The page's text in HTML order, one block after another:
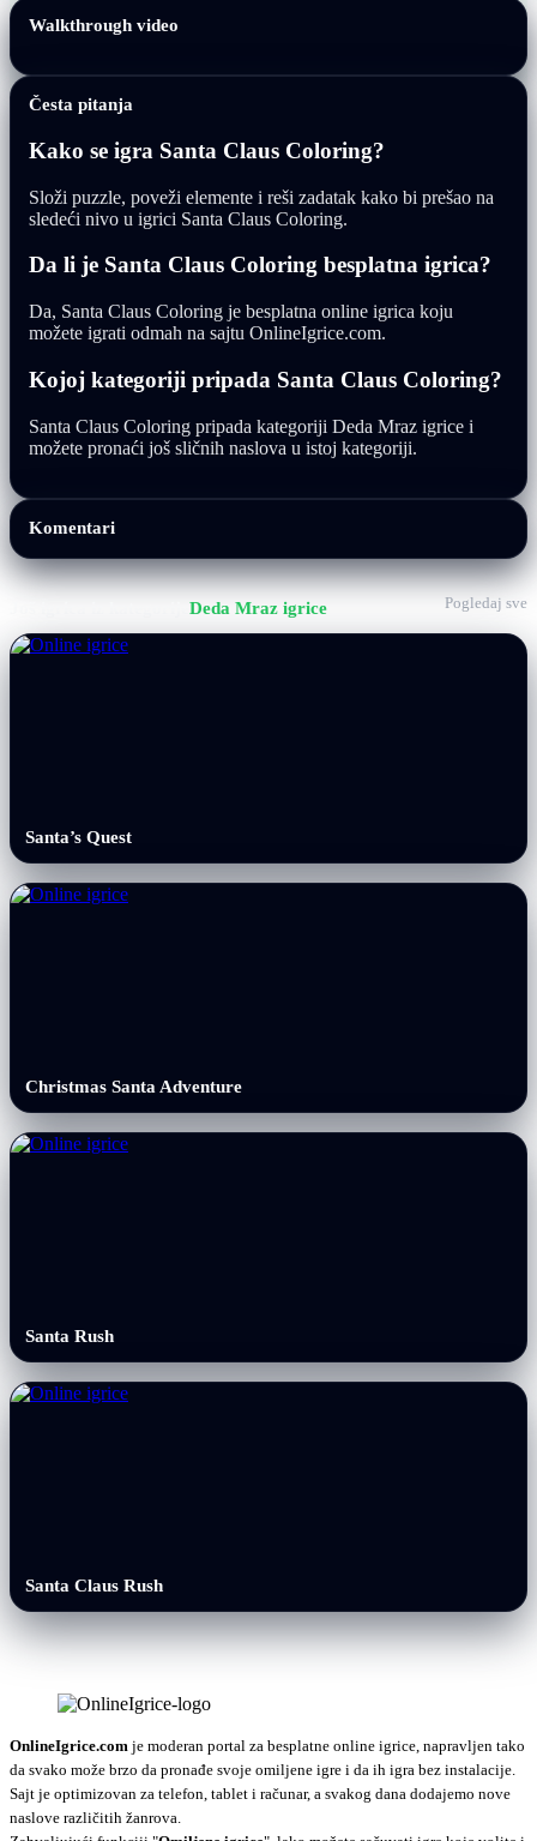
Walkthrough video
Česta pitanja
Kako se igra Santa Claus Coloring?
Složi puzzle, poveži elemente i reši zadatak kako bi prešao na
sledeći nivo u igrici Santa Claus Coloring.
Da li je Santa Claus Coloring besplatna igrica?
Da, Santa Claus Coloring je besplatna online igrica koju
možete igrati odmah na sajtu OnlineIgrice.com.
Kojoj kategoriji pripada Santa Claus Coloring?
Santa Claus Coloring pripada kategoriji Deda Mraz igrice i
možete pronaći još sličnih naslova u istoj kategoriji.
Komentari
Deda Mraz igrice Pogledaj sve
Santa’s Quest
Christmas Santa Adventure
Santa Rush
Santa Claus Rush
OnlineIgrice.com je moderan portal za besplatne online igrice, napravljen tako
da svako može brzo da pronađe svoje omiljene igre i da ih igra bez instalacije.
Sajt je optimizovan za telefon, tablet i računar, a svakog dana dodajemo nove
naslove različitih žanrova.